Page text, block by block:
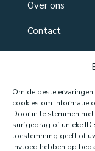
Om de beste
cookies om informatie
Door in te stemmen
surfgedrag of unieke
toestemming geeft of
invloed hebben op
Over ons
Contact
Website